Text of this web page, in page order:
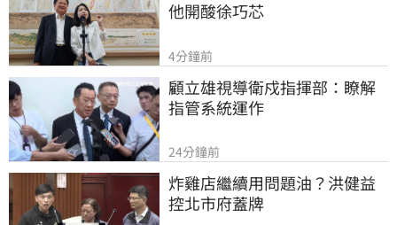
他開酸徐巧芯
4分鐘前
顧立雄視導衛戍指揮部：瞭解
指管系統運作
24分鐘前
炸雞店繼續用問題油？洪健益
控北市府蓋牌